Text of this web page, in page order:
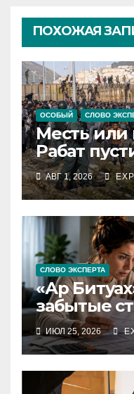
ПОХОЖАЯ
ОСОБЫЙ СЛОВО
Месть или
Рабат
испанский
АВГ 1, 2026
СЛОВО ЭКСПЕРТА
«Ар
забытые
перестать
за
Израиле
ИЮЛ 25, 2026